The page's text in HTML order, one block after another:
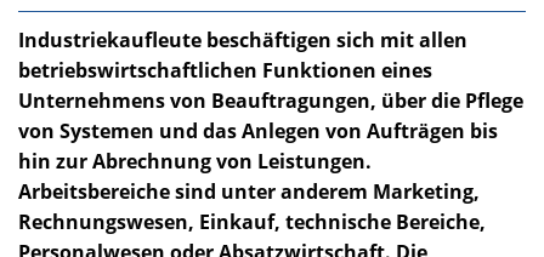
Industriekaufleute beschäftigen sich mit allen
betriebswirtschaftlichen Funktionen eines
Unternehmens von Beauftragungen, über die Pflege
von Systemen und das Anlegen von Aufträgen bis
hin zur Abrechnung von Leistungen.
Arbeitsbereiche sind unter anderem Marketing,
Rechnungswesen, Einkauf, technische Bereiche,